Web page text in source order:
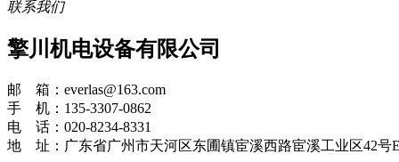
联系我们
擎川机电设备有限公司
邮 箱：everlas@163.com
手 机：135-3307-0862
电 话：020-8234-8331
地 址：广东省广州市天河区东圃镇宦溪西路宦溪工业区42号